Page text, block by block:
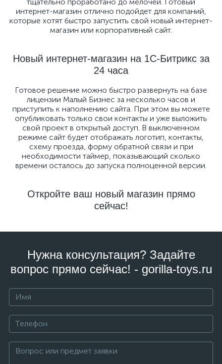
тщательно проработано до мелочей. Готовый
интернет-магазин отлично подойдет для компаний,
которые хотят быстро запустить свой новый интернет-
магазин или корпоративный сайт.
Новый интернет-магазин на 1С-Битрикс за
24 часа
Готовое решение можно быстро развернуть на базе
лицензии Малый Бизнес за несколько часов и
приступить к наполнению сайта. При этом вы можете
опубликовать только свои контакты и уже выложить
свой проект в открытый доступ. В выключенном
режиме сайт будет отображать логотип, контакты,
схему проезда, форму обратной связи и при
необходимости таймер, показывающий сколько
времени осталось до запуска полноценной версии.
Откройте ваш новый магазин прямо
сейчас!
Нужна консультация? Задайте
вопрос прямо сейчас! - gorilla-toys.ru